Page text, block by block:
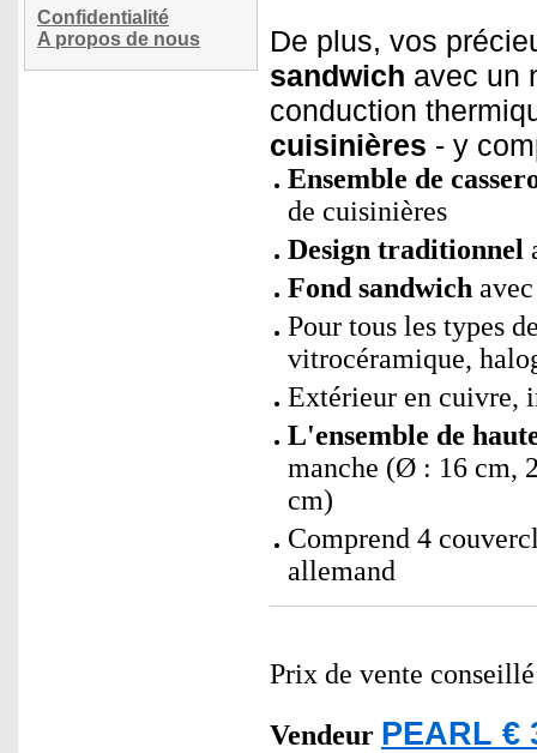
Confidentialité
A propos de nous
De plus, vos
sandwich avec un
conduction
cuisinières - y
Ensemble de
de cuisinières
Design traditionnel
Fond sandwich
Pour tous les types
vitrocéramique,
Extérieur en cuivre,
L'ensemble de
manche (Ø : 16 cm,
cm)
Comprend 4
allemand
Prix de vente
Vendeur PEARL €